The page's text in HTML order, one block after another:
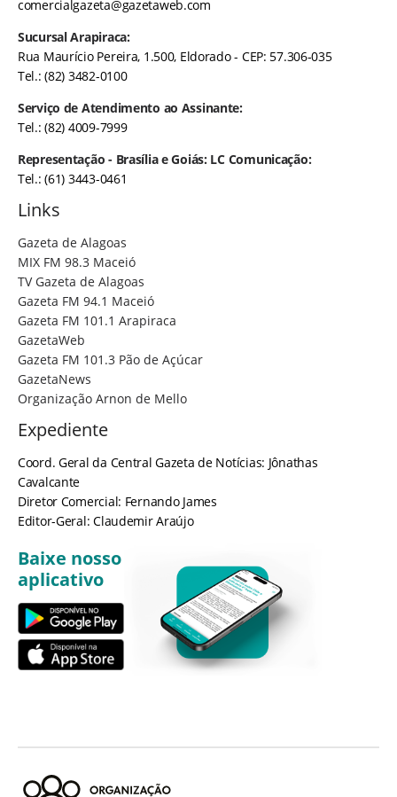
comercialgazeta@gazetaweb.com
Sucursal Arapiraca:
Rua Maurício Pereira, 1.500, Eldorado - CEP: 57.306-035
Tel.: (82) 3482-0100
Serviço de Atendimento ao Assinante:
Tel.: (82) 4009-7999
Representação - Brasília e Goiás: LC Comunicação:
Tel.: (61) 3443-0461
Links
Gazeta de Alagoas
MIX FM 98.3 Maceió
TV Gazeta de Alagoas
Gazeta FM 94.1 Maceió
Gazeta FM 101.1 Arapiraca
GazetaWeb
Gazeta FM 101.3 Pão de Açúcar
GazetaNews
Organização Arnon de Mello
Expediente
Coord. Geral da Central Gazeta de Notícias: Jônathas
Cavalcante
Diretor Comercial: Fernando James
Editor-Geral: Claudemir Araújo
Baixe nosso
aplicativo